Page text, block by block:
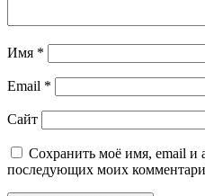
Имя *
Email *
Сайт
Сохранить моё имя, email и
последующих моих